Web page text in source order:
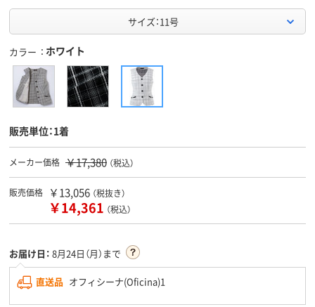
サイズ：11号
カラー ホワイト
販売単位：1着
メーカー価格 ￥17,380 （税込）
販売価格 ￥13,056 （税抜き）
￥14,361 （税込）
お届け日： 8月24日（月）まで
直送品 オフィシーナ(Oficina)1